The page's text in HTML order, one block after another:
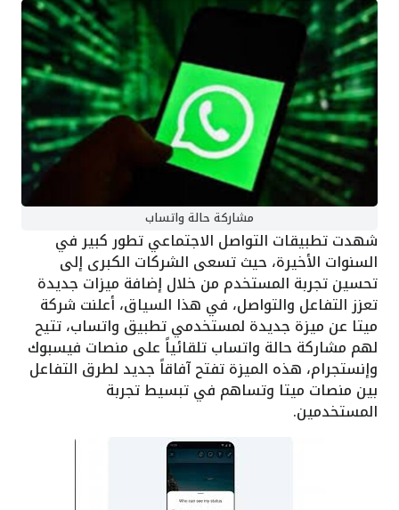
مشاركة حالة واتساب
شهدت تطبيقات التواصل الاجتماعي تطور كبير في
السنوات الأخيرة، حيث تسعى الشركات الكبرى إلى
تحسين تجربة المستخدم من خلال إضافة ميزات جديدة
تعزز التفاعل والتواصل، في هذا السياق، أعلنت شركة
ميتا عن ميزة جديدة لمستخدمي تطبيق واتساب، تتيح
لهم مشاركة حالة واتساب تلقائياً على منصات فيسبوك
وإنستجرام، هذه الميزة تفتح آفاقاً جديد لطرق التفاعل
بين منصات ميتا وتساهم في تبسيط تجربة
المستخدمين.